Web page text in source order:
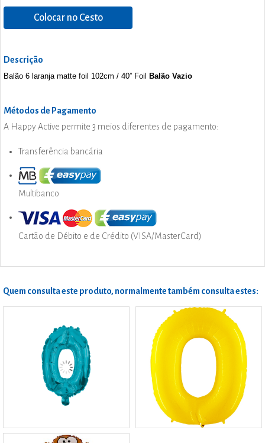
Colocar no Cesto
Descrição
Balão 6 laranja matte foil 102cm / 40” Foil Balão Vazio
Métodos de Pagamento
A Happy Active permite 3 meios diferentes de pagamento:
Transferência bancária
Multibanco
Cartão de Débito e de Crédito (VISA/MasterCard)
Quem consulta este produto, normalmente também consulta estes: